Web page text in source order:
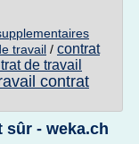
travail / contrat
de travail
contrat
sûr - weka.ch